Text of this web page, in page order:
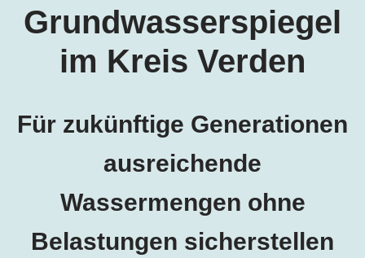
Grundwasserspiegel
im Kreis Verden
Für zukünftige Generationen
ausreichende
Wassermengen ohne
Belastungen sicherstellen